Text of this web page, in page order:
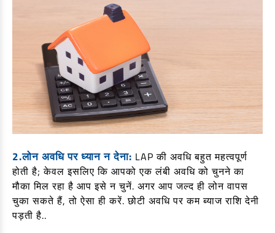
2.लोन अवधि पर ध्यान न देना: LAP की अवधि बहुत महत्वपूर्ण
होती है; केवल इसलिए कि आपको एक लंबी अवधि को चुनने का
मौका मिल रहा है आप इसे न चुनें. अगर आप जल्द ही लोन वापस
चुका सकते हैं, तो ऐसा ही करें. छोटी अवधि पर कम ब्याज राशि देनी
पड़ती है..